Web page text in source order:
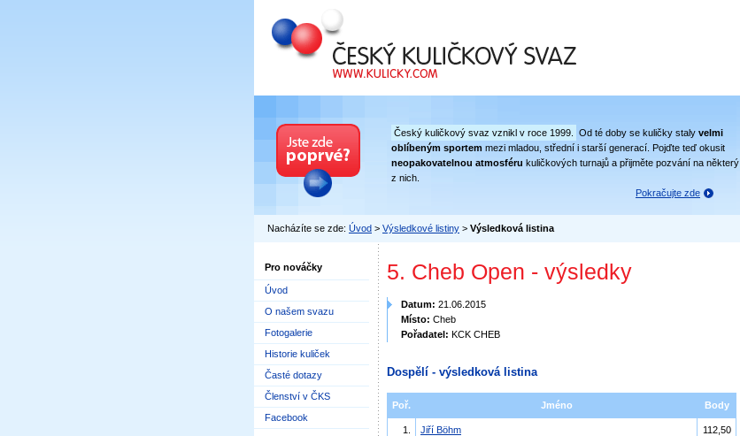
Český kuličkový svaz
Český kuličkový svaz vznikl v roce 1999. Od té doby se kuličky staly velmi
oblíbeným sportem mezi mladou, střední i starší generací. Pojďte teď okusit
neopakovatelnou atmosféru kuličkových turnajů a přijměte pozvání na některý
z nich.
Pokračujte zde
Nacházíte se zde: Úvod > Výsledkové listiny > Výsledková listina
Pro nováčky
Úvod
O našem svazu
Fotogalerie
Historie kuliček
Časté dotazy
Členství v ČKS
Facebook
5. Cheb Open - výsledky
Datum: 21.06.2015
Místo: Cheb
Pořadatel: KCK CHEB
Dospělí - výsledková listina
Poř. Jméno Body
1. Jiří Böhm 112,50